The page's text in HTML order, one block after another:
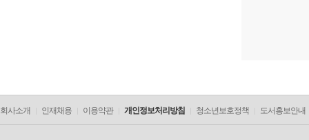
회사소개 인재채용 이용약관 개인정보처리방침 청소년보호정책 도서홍보안내